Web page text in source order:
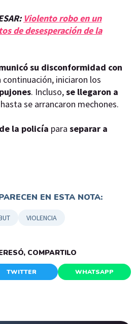
Violento robo en un
de desesperación de la
su disconformidad con
continuación, iniciaron los
. Incluso,se llegaron a
se arrancaron mechones.
la policía para separar a
EN ESTA NOTA:
VIOLENCIA
COMPARTILO
TWITTER WHATSAPP